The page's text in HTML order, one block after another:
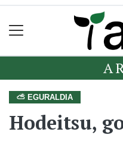
⛅ EGURALDIA
Hodeitsu,